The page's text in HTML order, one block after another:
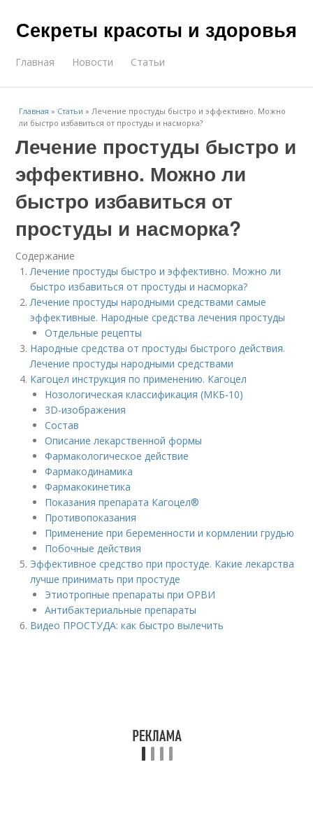
Секреты красоты и здоровья
Главная Новости Статьи
Главная » Статьи »Лечение простуды быстро и эффективно. Можно
ли быстро избавиться от простуды и насморка?
Лечение простуды быстро и
эффективно. Можно ли
быстро избавиться от
простуды и насморка?
Содержание
Лечение простуды быстро и эффективно. Можно ли
быстро избавиться от простуды и насморка?
Лечение простуды народными средствами самые
эффективные. Народные средства лечения простуды
Отдельные рецепты
Народные средства от простуды быстрого действия.
Лечение простуды народными средствами
Кагоцел инструкция по применению. Кагоцел
Нозологическая классификация (МКБ-10)
3D-изображения
Состав
Описание лекарственной формы
Фармакологическое действие
Фармакодинамика
Фармакокинетика
Показания препарата Кагоцел®
Противопоказания
Применение при беременности и кормлении грудью
Побочные действия
Эффективное средство при простуде. Какие лекарства
лучше принимать при простуде
Этиотропные препараты при ОРВИ
Антибактериальные препараты
Видео ПРОСТУДА: как быстро вылечить